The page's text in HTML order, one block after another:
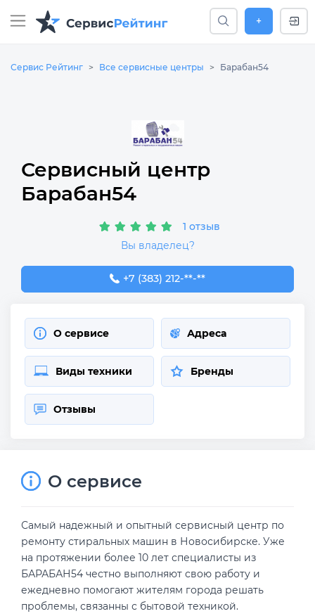
+
Сервис Рейтинг Все сервисные центры Барабан54
Сервисный центр
Барабан54
1 отзыв
Вы владелец?
+7 (383) 212-76-33
+7 (383) 212-**-**
О сервисе Адреса
Виды техники Бренды
Отзывы
О сервисе
Самый надежный и опытный сервисный центр по
ремонту стиральных машин в Новосибирске. Уже
на протяжении более 10 лет специалисты из
БАРАБАН54 честно выполняют свою работу и
ежедневно помогают жителям города решать
проблемы, связанны с бытовой техникой.